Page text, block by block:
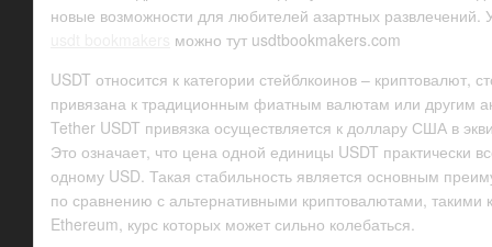
новые возможности для любителей азартных развлечений.
можно тут usdtbookmakers.com
USDT относится к категории стейблкоинов – криптовалют,
привязана к традиционным фиатным валютам или другим
Tether USDT привязка осуществляется к доллару США в
Это означает, что цена одной единицы USDT практически
одному USD. Такая стабильность является основным
по сравнению с альтернативными криптовалютами, такими
Ethereum, курс которых может сильно колебаться.